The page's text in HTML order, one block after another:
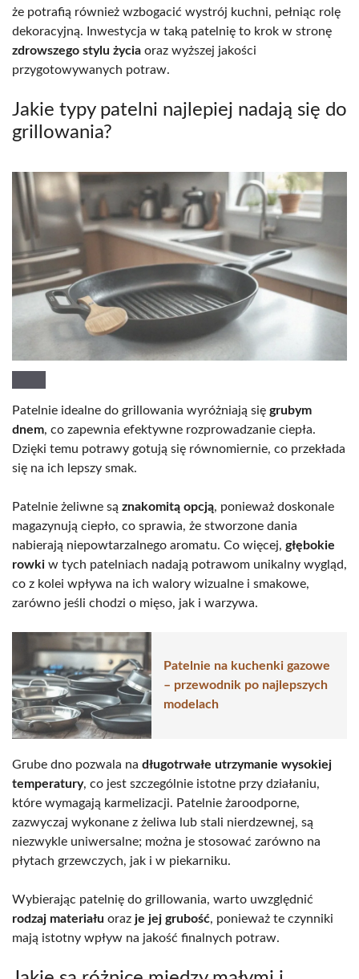
że potrafią również wzbogacić wystrój kuchni, pełniąc rolę
dekoracyjną. Inwestycja w taką patelnię to krok w stronę
zdrowszego stylu życia oraz wyższej jakości
przygotowywanych potraw.
Jakie typy patelni najlepiej nadają się do
grillowania?
Patelnie idealne do grillowania wyróżniają się grubym
dnem, co zapewnia efektywne rozprowadzanie ciepła.
Dzięki temu potrawy gotują się równomiernie, co przekłada
się na ich lepszy smak.
Patelnie żeliwne są znakomitą opcją, ponieważ doskonale
magazynują ciepło, co sprawia, że stworzone dania
nabierają niepowtarzalnego aromatu. Co więcej, głębokie
rowki w tych patelniach nadają potrawom unikalny wygląd,
co z kolei wpływa na ich walory wizualne i smakowe,
zarówno jeśli chodzi o mięso, jak i warzywa.
Patelnie na kuchenki gazowe
– przewodnik po najlepszych
modelach
Grube dno pozwala na długotrwałe utrzymanie wysokiej
temperatury, co jest szczególnie istotne przy działaniu,
które wymagają karmelizacji. Patelnie żaroodporne,
zazwyczaj wykonane z żeliwa lub stali nierdzewnej, są
niezwykle uniwersalne; można je stosować zarówno na
płytach grzewczych, jak i w piekarniku.
Wybierając patelnię do grillowania, warto uwzględnić
rodzaj materiału oraz je jej grubość, ponieważ te czynniki
mają istotny wpływ na jakość finalnych potraw.